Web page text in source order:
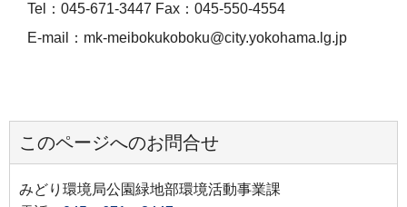
Tel：045-671-3447 Fax：045-550-4554
E-mail：mk-meibokukoboku@city.yokohama.lg.jp
このページへのお問合せ
みどり環境局公園緑地部環境活動事業課